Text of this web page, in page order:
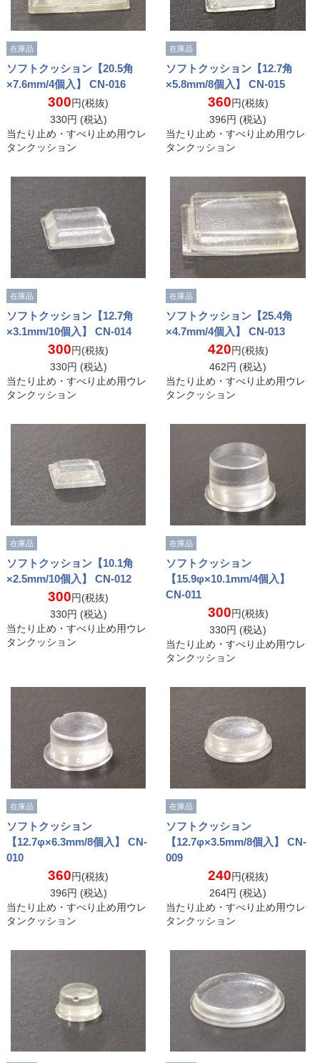
在庫品
ソフトクッション【20.5角
×7.6mm/4個入】 CN-016
300円(税抜)
330円 (税込)
当たり止め・すべり止め用ウレ
タンクッション
在庫品
ソフトクッション【12.7角
×5.8mm/8個入】 CN-015
360円(税抜)
396円 (税込)
当たり止め・すべり止め用ウレ
タンクッション
在庫品
ソフトクッション【12.7角
×3.1mm/10個入】 CN-014
300円(税抜)
330円 (税込)
当たり止め・すべり止め用ウレ
タンクッション
在庫品
ソフトクッション【25.4角
×4.7mm/4個入】 CN-013
420円(税抜)
462円 (税込)
当たり止め・すべり止め用ウレ
タンクッション
在庫品
ソフトクッション【10.1角
×2.5mm/10個入】 CN-012
300円(税抜)
330円 (税込)
当たり止め・すべり止め用ウレ
タンクッション
在庫品
ソフトクッション
【15.9φ×10.1mm/4個入】
CN-011
300円(税抜)
330円 (税込)
当たり止め・すべり止め用ウレ
タンクッション
在庫品
ソフトクッション
【12.7φ×6.3mm/8個入】 CN-
010
360円(税抜)
396円 (税込)
当たり止め・すべり止め用ウレ
タンクッション
在庫品
ソフトクッション
【12.7φ×3.5mm/8個入】 CN-
009
240円(税抜)
264円 (税込)
当たり止め・すべり止め用ウレ
タンクッション